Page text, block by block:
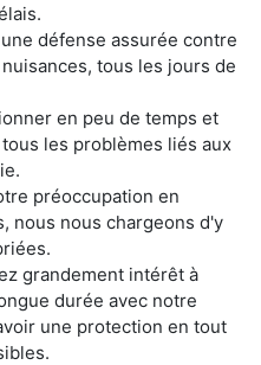
défense assurée contre
tous les jours de
en peu de temps et
les problèmes liés aux
préoccupation en
nous nous chargeons d'y
grandement intérêt à
durée avec notre
une protection en tout